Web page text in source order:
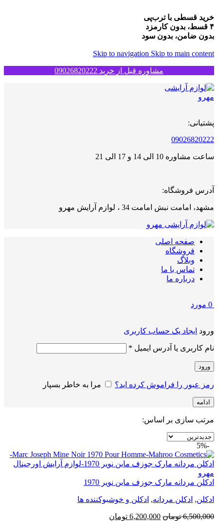
خرید قسطی با ترب‌پی
۴ قسط، بدون کارمزد
بدون ضامن، بدون سود
Skip to navigation Skip to main content
مشاوره قبل از خرید 09026820222
پشتیانی:
09026820222
ساعت مشاوره 10 الی 14 و 17 الی 21
آدرس فروشگاه:
مشهد، امامت نبش امامت 34 ، لوازم آرایش مهرو
صفحه اصلی
فروشگاه
وبلاگ
تماس با ما
درباره ما
0 مورد
ورود ایجاد یک حساب کاربری
نام کاربری یا آدرس ایمیل *
ورود
رمز عبور را فراموش کرده اید؟ مرا به خاطر بسپار
ادامه
مرتب سازی بر اساس:
-5%
ادکلن مردانه مارک جوزف ماین نویر 1970
ادکلن, ادکلن مردانه, ادکلن و خوشبوکننده ها
6,500,000 تومان قیمت
6,200,000 تومان